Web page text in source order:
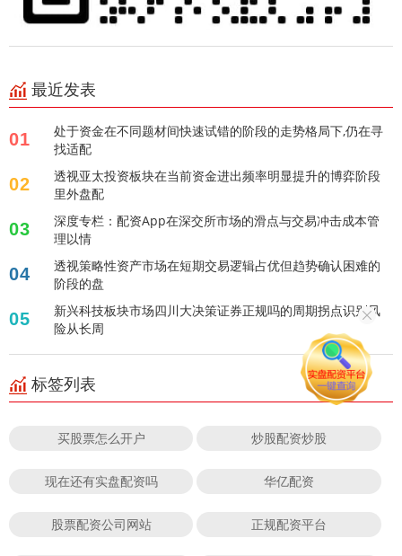
最近发表
01
处于资金在不同题材间快速试错的阶段的走势格局下,仍在寻
找适配
02
透视亚太投资板块在当前资金进出频率明显提升的博弈阶段
里外盘配
03
深度专栏：配资App在深交所市场的滑点与交易冲击成本管
理以情
04
透视策略性资产市场在短期交易逻辑占优但趋势确认困难的
阶段的盘
05
新兴科技板块市场四川大决策证券正规吗的周期拐点识别风
险从长周
标签列表
买股票怎么开户 炒股配资炒股
现在还有实盘配资吗 华亿配资
股票配资公司网站 正规配资平台